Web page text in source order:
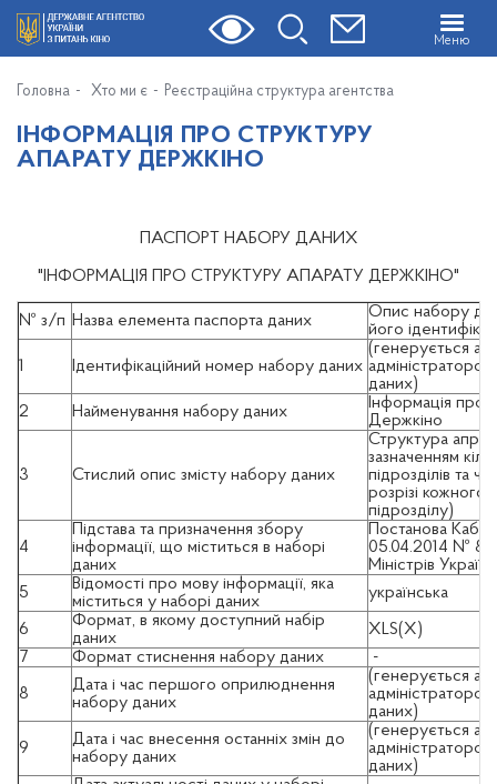
Меню
Головна Хто ми є Реєстраційна структура агентства
ІНФОРМАЦІЯ ПРО СТРУКТУРУ
АПАРАТУ ДЕРЖКІНО
ПАСПОРТ НАБОРУ ДАНИХ
"ІНФОРМАЦІЯ ПРО СТРУКТУРУ АПАРАТУ ДЕРЖКІНО"
№ з/п Назва елемента паспорта даних
Опис набору
його
1 Ідентифікаційний номер набору даних
(генерується
даних)
2
Найменування набору даних
Інформація про
Держкіно
3 Стислий опис змісту набору даних
Структура
зазначенням
підрозділів та
розрізі кожного
підрозділу)
4
Підстава та призначення збору
інформації, що міститься в наборі
даних
Постанова
05.04.2014 № 85,
Міністрів
5
Відомості про мову інформації, яка
міститься у наборі даних
українська
6
Формат, в якому доступний набір
даних
XLS(X)
7
Формат стиснення набору даних -
8
Дата і час першого оприлюднення
набору даних
(генерується
даних)
9
Дата і час внесення останніх змін до
набору даних
(генерується
даних)